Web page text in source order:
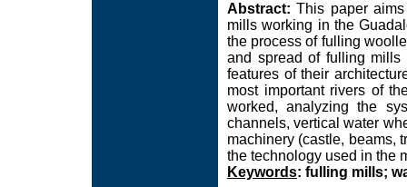
Abstract: This paper
mills working in the
the process of fulling
and spread of fulling mills
features of their
most important rivers of
worked, analyzing the
channels, vertical water
machinery (castle, beams,
the technology used in the
Keywords: fulling mills;